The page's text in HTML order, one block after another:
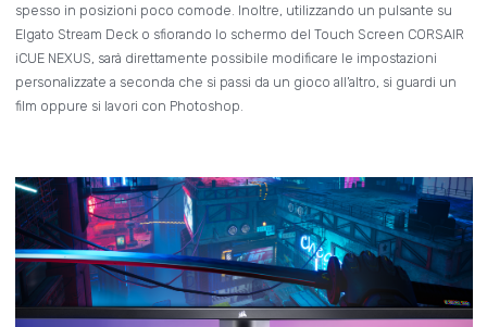
spesso in posizioni poco comode. Inoltre, utilizzando un pulsante su
Elgato Stream Deck o sfiorando lo schermo del Touch Screen CORSAIR
iCUE NEXUS, sarà direttamente possibile modificare le impostazioni
personalizzate a seconda che si passi da un gioco all’altro, si guardi un
film oppure si lavori con Photoshop.